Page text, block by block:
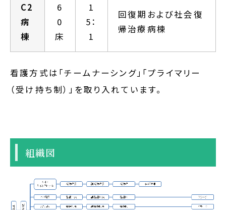
C2
病
棟
6
0
床
1
5：
1
回復期および社会復
帰治療病棟
看護方式は「チームナーシング」「プライマリー
（受け持ち制）」を取り入れています。
組織図